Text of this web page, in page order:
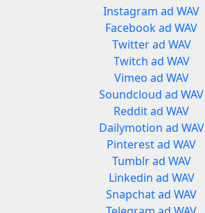
Instagram ad WAV
Facebook ad WAV
Twitter ad WAV
Twitch ad WAV
Vimeo ad WAV
Soundcloud ad WAV
Reddit ad WAV
Dailymotion ad WAV
Pinterest ad WAV
Tumblr ad WAV
Linkedin ad WAV
Snapchat ad WAV